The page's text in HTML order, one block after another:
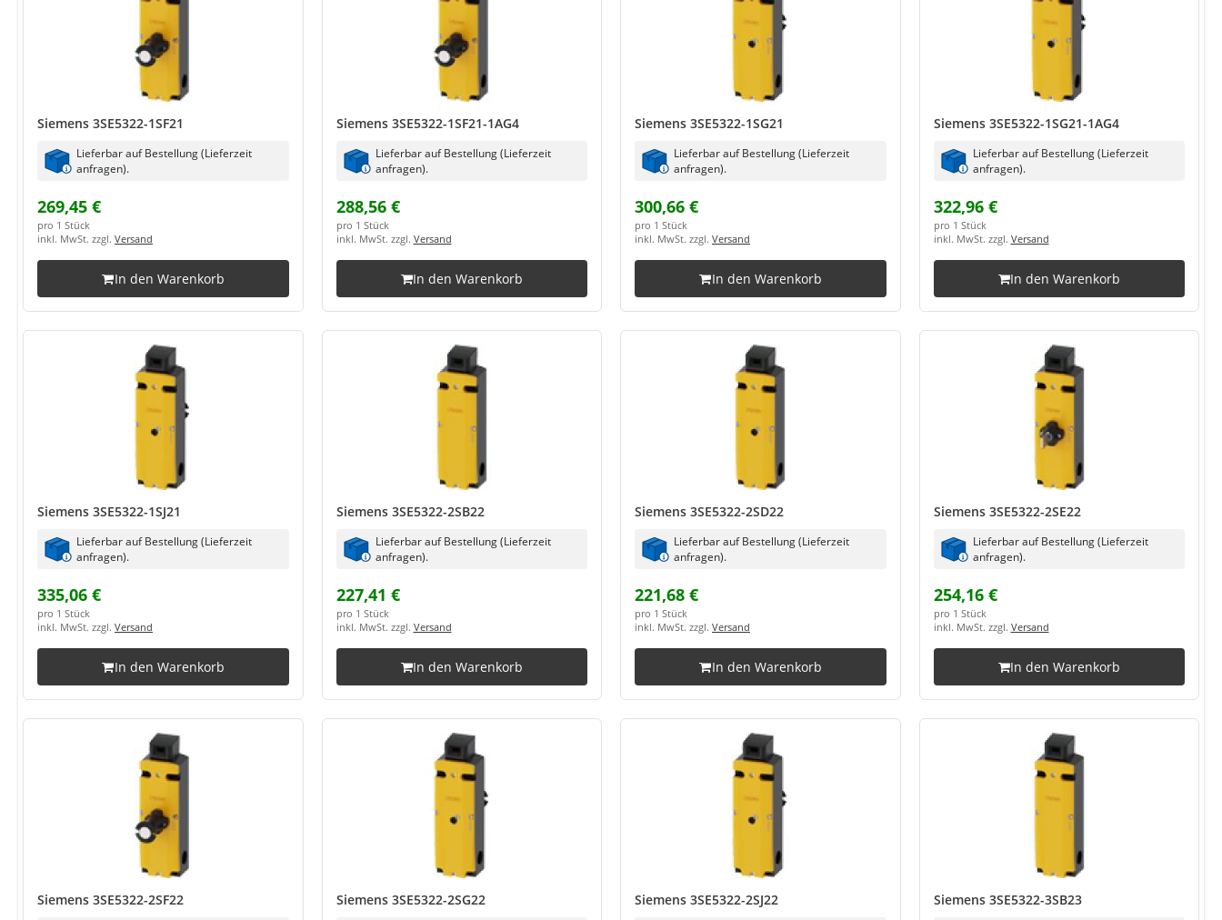
Siemens 3SE5322-1SF21
Lieferbar auf Bestellung (Lieferzeit
anfragen).
269,45 €
pro 1 Stück
inkl. MwSt. zzgl. Versand
In den Warenkorb
Siemens 3SE5322-1SF21-1AG4
Lieferbar auf Bestellung (Lieferzeit
anfragen).
288,56 €
pro 1 Stück
inkl. MwSt. zzgl. Versand
In den Warenkorb
Siemens 3SE5322-1SG21
Lieferbar auf Bestellung (Lieferzeit
anfragen).
300,66 €
pro 1 Stück
inkl. MwSt. zzgl. Versand
In den Warenkorb
Siemens 3SE5322-1SG21-1AG4
Lieferbar auf Bestellung (Lieferzeit
anfragen).
322,96 €
pro 1 Stück
inkl. MwSt. zzgl. Versand
In den Warenkorb
Siemens 3SE5322-1SJ21
Lieferbar auf Bestellung (Lieferzeit
anfragen).
335,06 €
pro 1 Stück
inkl. MwSt. zzgl. Versand
In den Warenkorb
Siemens 3SE5322-2SB22
Lieferbar auf Bestellung (Lieferzeit
anfragen).
227,41 €
pro 1 Stück
inkl. MwSt. zzgl. Versand
In den Warenkorb
Siemens 3SE5322-2SD22
Lieferbar auf Bestellung (Lieferzeit
anfragen).
221,68 €
pro 1 Stück
inkl. MwSt. zzgl. Versand
In den Warenkorb
Siemens 3SE5322-2SE22
Lieferbar auf Bestellung (Lieferzeit
anfragen).
254,16 €
pro 1 Stück
inkl. MwSt. zzgl. Versand
In den Warenkorb
Siemens 3SE5322-2SF22 Siemens 3SE5322-2SG22 Siemens 3SE5322-2SJ22 Siemens 3SE5322-3SB23